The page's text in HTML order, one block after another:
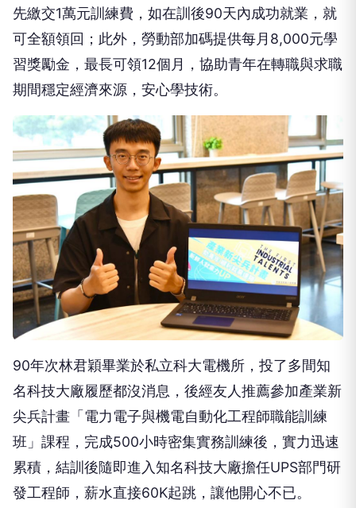
先繳交1萬元訓練費，如在訓後90天內成功就業，就
可全額領回；此外，勞動部加碼提供每月8,000元學
習獎勵金，最長可領12個月，協助青年在轉職與求職
期間穩定經濟來源，安心學技術。
90年次林君穎畢業於私立科大電機所，投了多間知
名科技大廠履歷都沒消息，後經友人推薦參加產業新
尖兵計畫「電力電子與機電自動化工程師職能訓練
班」課程，完成500小時密集實務訓練後，實力迅速
累積，結訓後隨即進入知名科技大廠擔任UPS部門研
發工程師，薪水直接60K起跳，讓他開心不已。